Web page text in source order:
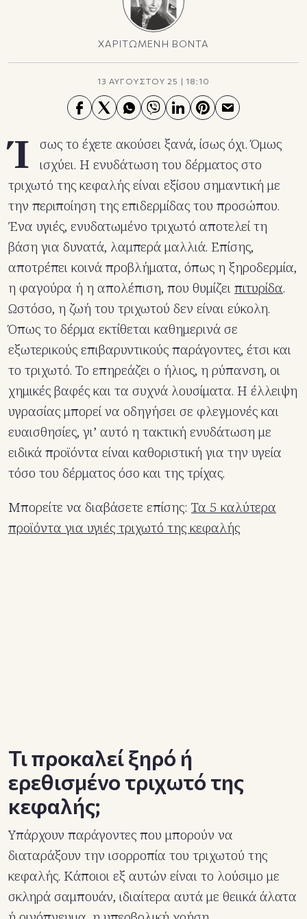
ΧΑΡΙΤΩΜΕΝΗ ΒΟΝΤΑ
13 ΑΥΓΟΥΣΤΟΥ 25 | 18:10
Ί
σως το έχετε ακούσει ξανά, ίσως όχι. Όμως
ισχύει. Η ενυδάτωση του δέρματος στο
τριχωτό της κεφαλής είναι εξίσου σημαντική με
την περιποίηση της επιδερμίδας του προσώπου.
Ένα υγιές, ενυδατωμένο τριχωτό αποτελεί τη
βάση για δυνατά, λαμπερά μαλλιά. Επίσης,
αποτρέπει κοινά προβλήματα, όπως η ξηροδερμία,
η φαγούρα ή η απολέπιση, που θυμίζειπιτυρίδα.
Ωστόσο, η ζωή του τριχωτού δεν είναι εύκολη.
Όπως το δέρμα εκτίθεται καθημερινά σε
εξωτερικούς επιβαρυντικούς παράγοντες, έτσι και
το τριχωτό. Το επηρεάζει ο ήλιος, η ρύπανση, οι
χημικές βαφές και τα συχνά λουσίματα. Η έλλειψη
υγρασίας μπορεί να οδηγήσει σε φλεγμονές και
ευαισθησίες, γι’ αυτό η τακτική ενυδάτωση με
ειδικά προϊόντα είναι καθοριστική για την υγεία
τόσο του δέρματος όσο και της τρίχας.
Μπορείτε να διαβάσετε επίσης: Τα 5 καλύτερα
προϊόντα για υγιές τριχωτό της κεφαλής
Τι προκαλεί ξηρό ή
ερεθισμένο τριχωτό της
κεφαλής;
Υπάρχουν παράγοντες που μπορούν να
διαταράξουν την ισορροπία του τριχωτού της
κεφαλής. Κάποιοι εξ αυτών είναι το λούσιμο με
σκληρά σαμπουάν, ιδιαίτερα αυτά με θειικά άλατα